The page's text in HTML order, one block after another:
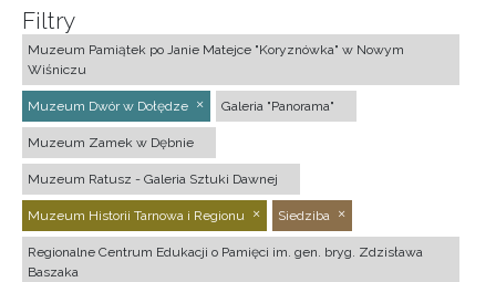
Filtry
Muzeum Pamiątek po Janie Matejce "Koryznówka" w Nowym
Wiśniczu
Muzeum Dwór w Dołędze Galeria "Panorama"
Muzeum Zamek w Dębnie
Muzeum Ratusz - Galeria Sztuki Dawnej
Muzeum Historii Tarnowa i Regionu Siedziba
Regionalne Centrum Edukacji o Pamięci im. gen. bryg. Zdzisława
Baszaka